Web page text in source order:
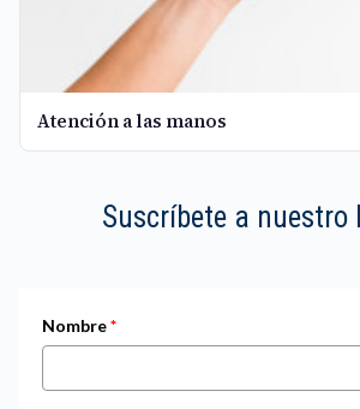
Atención a las manos
Suscríbete a nuestro
Nombre*